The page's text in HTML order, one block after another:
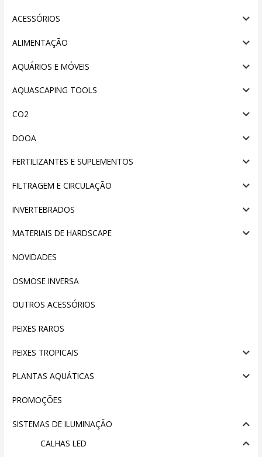
ACESSÓRIOS
ALIMENTAÇÃO
AQUÁRIOS E MÓVEIS
AQUASCAPING TOOLS
CO2
DOOA
FERTILIZANTES E SUPLEMENTOS
FILTRAGEM E CIRCULAÇÃO
INVERTEBRADOS
MATERIAIS DE HARDSCAPE
NOVIDADES
OSMOSE INVERSA
OUTROS ACESSÓRIOS
PEIXES RAROS
PEIXES TROPICAIS
PLANTAS AQUÁTICAS
PROMOÇÕES
SISTEMAS DE ILUMINAÇÃO
CALHAS LED